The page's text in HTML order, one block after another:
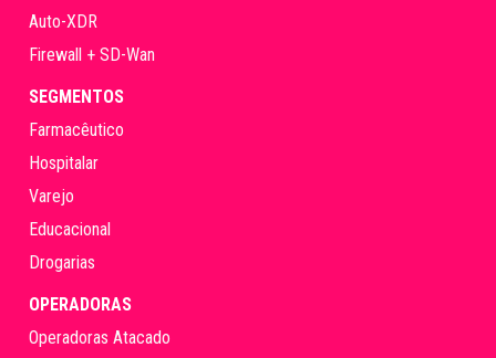
Auto-XDR
Firewall + SD-Wan
SEGMENTOS
Farmacêutico
Hospitalar
Varejo
Educacional
Drogarias
OPERADORAS
Operadoras Atacado